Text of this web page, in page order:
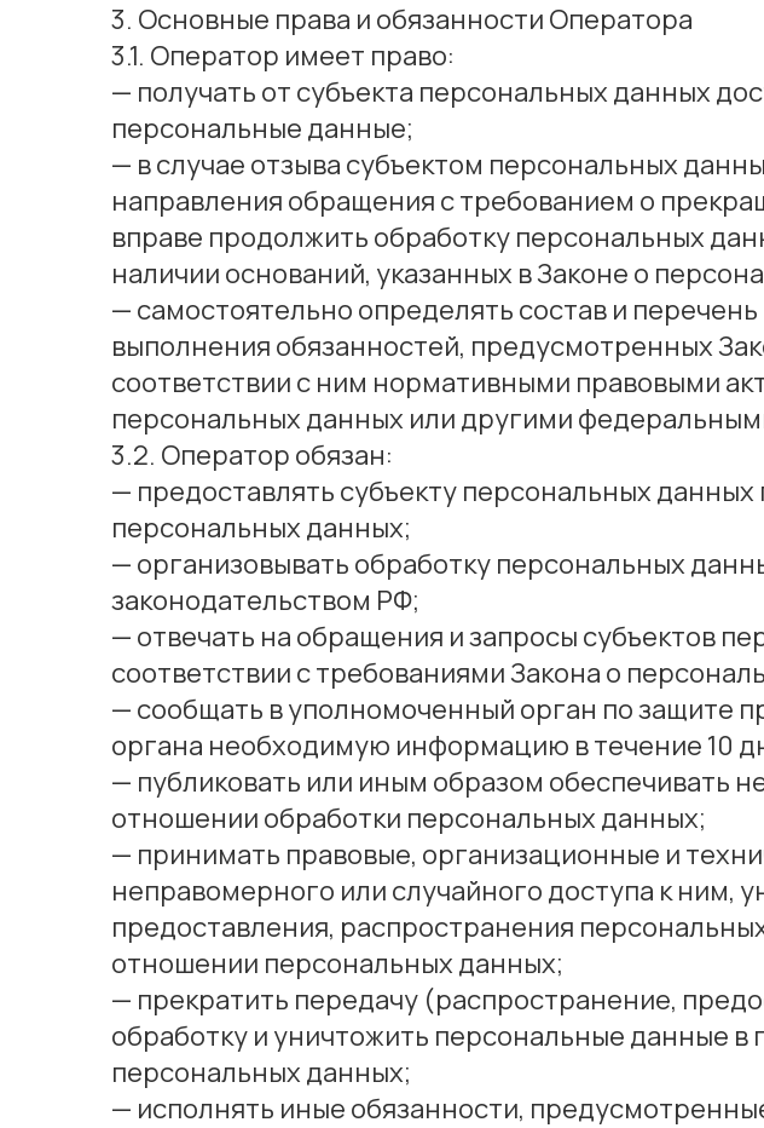
3. Основные права и обязанности Оператора
3.1. Оператор имеет право:
— получать от субъекта персональных данных
персональные данные;
— в случае отзыва субъектом персональных
направления обращения с требованием о
вправе продолжить обработку персональных
наличии оснований, указанных в Законе о
— самостоятельно определять состав и
выполнения обязанностей, предусмотренных
соответствии с ним нормативными правовыми
персональных данных или другими
3.2. Оператор обязан:
— предоставлять субъекту персональных
персональных данных;
— организовывать обработку персональных
законодательством РФ;
— отвечать на обращения и запросы субъектов
соответствии с требованиями Закона о
— сообщать в уполномоченный орган по защите
органа необходимую информацию в течение 10
— публиковать или иным образом обеспечивать
отношении обработки персональных данных;
— принимать правовые, организационные и
неправомерного или случайного доступа к ним,
предоставления, распространения
отношении персональных данных;
— прекратить передачу (распространение,
обработку и уничтожить персональные данные
персональных данных;
— исполнять иные обязанности,